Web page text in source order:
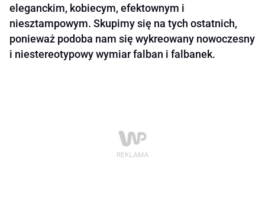
eleganckim, kobiecym, efektownym i
niesztampowym. Skupimy się na tych ostatnich,
ponieważ podoba nam się wykreowany nowoczesny
i niestereotypowy wymiar falban i falbanek.